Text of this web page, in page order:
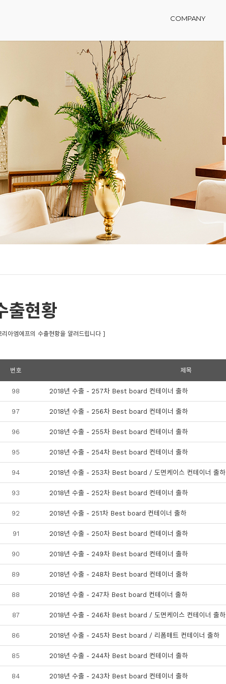
COMPANY
출현황
리아엠에프의 수출현황을 알려드립니다 ]
번호 제목
98 2018년 수출 - 257차 Best board 컨테이너 출하
97 2018년 수출 - 256차 Best board 컨테이너 출하
96 2018년 수출 - 255차 Best board 컨테이너 출하
95 2018년 수출 - 254차 Best board 컨테이너 출하
94 2018년 수출 - 253차 Best board / 도면케이스 컨테이너 출하
93 2018년 수출 - 252차 Best board 컨테이너 출하
92 2018년 수출 - 251차 Best board 컨테이너 출하
91 2018년 수출 - 250차 Best board 컨테이너 출하
90 2018년 수출 - 249차 Best board 컨테이너 출하
89 2018년 수출 - 248차 Best board 컨테이너 출하
88 2018년 수출 - 247차 Best board 컨테이너 출하
87 2018년 수출 - 246차 Best board / 도면케이스 컨테이너 출하
86 2018년 수출 - 245차 Best board / 리폼매트 컨테이너 출하
85 2018년 수출 - 244차 Best board 컨테이너 출하
84 2018년 수출 - 243차 Best board 컨테이너 출하